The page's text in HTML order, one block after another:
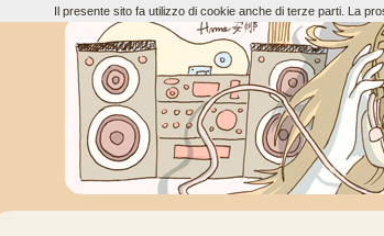
Il presente sito fa utilizzo di cookie anche di terze parti. La